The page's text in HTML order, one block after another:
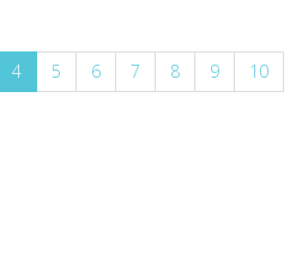
4 5 6 7 8 9
10